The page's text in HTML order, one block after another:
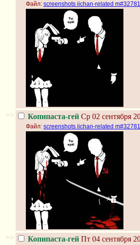
Файл: screenshots iichan-related
>> Копипаста-гей Ср 02 сентября
Файл: screenshots iichan-related
>> Копипаста-гей Пт 04 сентября